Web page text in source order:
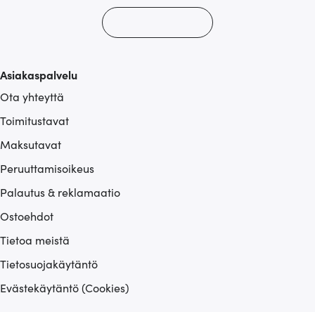
Asiakaspalvelu
Ota yhteyttä
Toimitustavat
Maksutavat
Peruuttamisoikeus
Palautus & reklamaatio
Ostoehdot
Tietoa meistä
Tietosuojakäytäntö
Evästekäytäntö (Cookies)